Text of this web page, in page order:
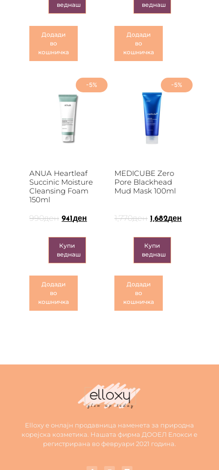
веднаш
Додади
во
кошничка
веднаш
Додади
во
кошничка
-5%
ANUA Heartleaf
Succinic Moisture
Cleansing Foam
150ml
990ден 941 ден
Купи
веднаш
Додади
во
кошничка
-5%
MEDICUBE Zero
Pore Blackhead
Mud Mask 100ml
1,770ден 1,682ден
Купи
веднаш
Додади
во
кошничка
Elloxy е онлајн продавница наменета за природна
корејска козметика. Нашата фирма ДООЕЛ Елокси е
регистрирана во февруари 2021 година.